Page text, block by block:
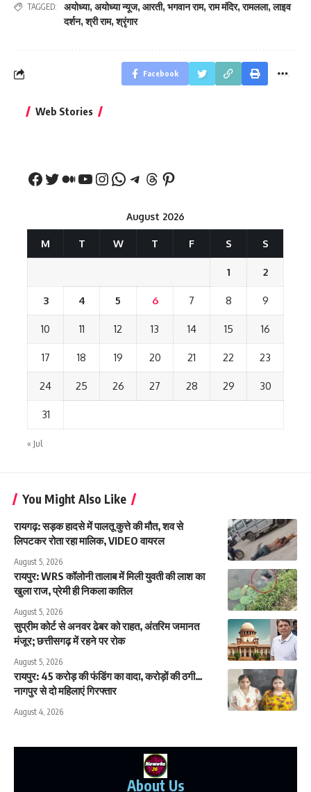
TAGGED: अयोध्या, अयोध्या न्यूज, आरती, भगवान राम,राम मंदिर,रामलला,लाइव
दर्शन,श्री राम,श्रृंगार
Facebook
Web Stories
नीतीश कुमार का पहला
August 2026
M T W T F S S
1 2
3 4 5 6 7 8 9
10 11 12 13 14 15 16
17 18 19 20 21 22 23
24 25 26 27 28 29 30
31
« Jul
You Might Also Like
रायगढ़: सड़क हादसे में पालतू कुत्ते की मौत, शव से
लिपटकर रोता रहा मालिक, VIDEO वायरल
August 5, 2026
रायपुर: WRS कॉलोनी तालाब में मिली युवती की लाश का
खुला राज, प्रेमी ही निकला कातिल
August 5, 2026
सुप्रीम कोर्ट से अनवर ढेबर को राहत, अंतरिम जमानत
मंजूर; छत्तीसगढ़ में रहने पर रोक
August 5, 2026
रायपुर: 45 करोड़ की फंडिंग का वादा, करोड़ों की ठगी…
नागपुर से दो महिलाएं गिरफ्तार
August 4, 2026
About Us